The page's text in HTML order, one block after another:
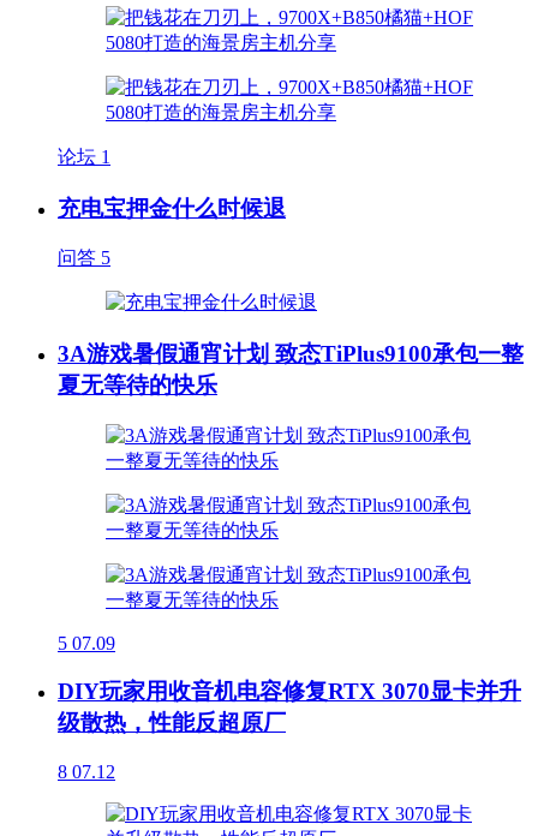
论坛 1
充电宝押金什么时候退
问答 5
3A游戏暑假通宵计划 致态TiPlus9100承包一整
夏无等待的快乐
5 07.09
DIY玩家用收音机电容修复RTX 3070显卡并升
级散热，性能反超原厂
8 07.12